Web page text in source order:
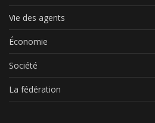
Vie des agents
Économie
Société
La fédération